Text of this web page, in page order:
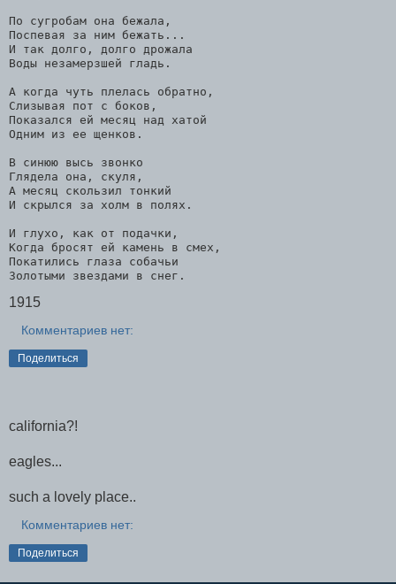
По сугробам она бежала,
Поспевая за ним бежать...
И так долго, долго дрожала
Воды незамерзшей гладь.
А когда чуть плелась обратно,
Слизывая пот с боков,
Показался ей месяц над хатой
Одним из ее щенков.
В синюю высь звонко
Глядела она, скуля,
А месяц скользил тонкий
И скрылся за холм в полях.
И глухо, как от подачки,
Когда бросят ей камень в смех,
Покатились глаза собачьи
Золотыми звездами в снег.
1915
Комментариев нет:
Поделиться
california?!
eagles...
such a lovely place..
Комментариев нет:
Поделиться